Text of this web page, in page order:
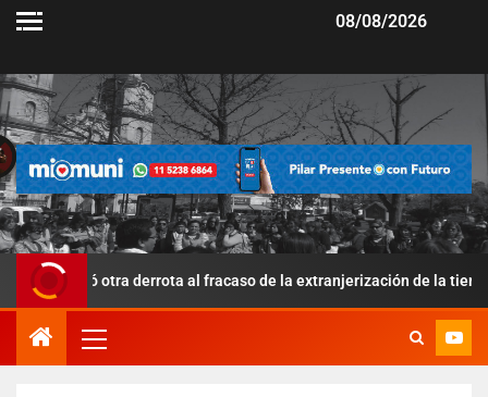
08/08/2026
derrota al fracaso de la extranjerización de la tierra